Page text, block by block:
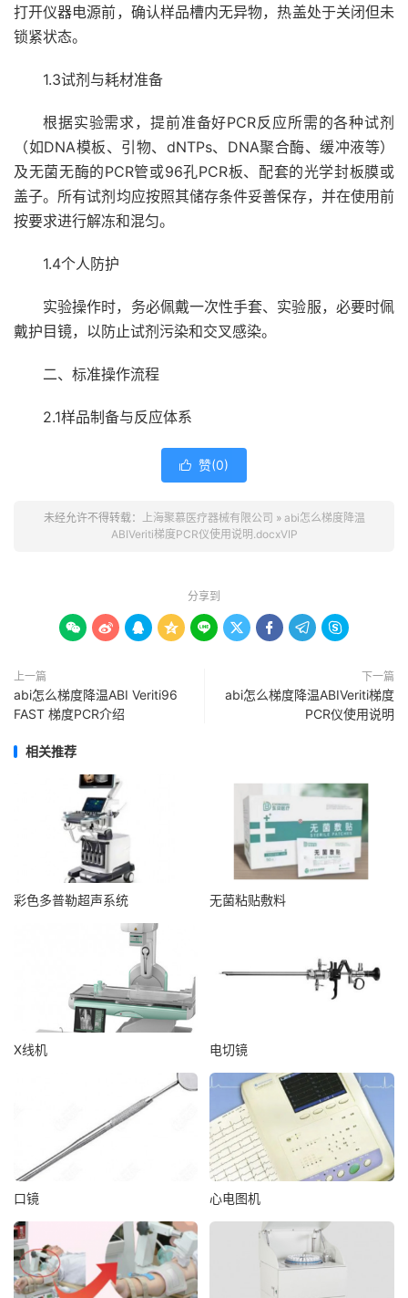
打开仪器电源前，确认样品槽内无异物，热盖处于关闭但未
锁紧状态。
1.3试剂与耗材准备
根据实验需求，提前准备好PCR反应所需的各种试剂
（如DNA模板、引物、dNTPs、DNA聚合酶、缓冲液等）
及无菌无酶的PCR管或96孔PCR板、配套的光学封板膜或
盖子。所有试剂均应按照其储存条件妥善保存，并在使用前
按要求进行解冻和混匀。
1.4个人防护
实验操作时，务必佩戴一次性手套、实验服，必要时佩
戴护目镜，以防止试剂污染和交叉感染。
二、标准操作流程
2.1样品制备与反应体系
 赞(0)
未经允许不得转载： 上海聚慕医疗器械有限公司 » abi怎么梯度降温
ABIVeriti梯度PCR仪使用说明.docxVIP
分享到
        
上一篇
abi怎么梯度降温ABI Veriti96
FAST 梯度PCR介绍
下一篇
abi怎么梯度降温ABIVeriti梯度
PCR仪使用说明
相关推荐
彩色多普勒超声系统 无菌粘贴敷料
X线机 电切镜
口镜 心电图机